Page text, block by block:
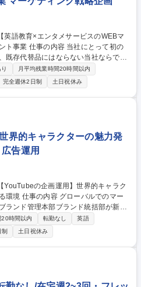
にとって初の
既存代替品にはならない当社ならでは
トの学習コンテンツをより多くのお客
きます。 【詳細】当社が得
ビスのマーケティング担当として、以
ジタルマーケティング（WEBプロモー
サイト制作（主に制作指示・ディレ
告代理店との折衝・マネジメント■本
促進にむけた機会の特定と効果的な
月平均残業時間20時間以内
完全週休2日制 土日祝休み
界的キャラクターの魅力発
告運用
でのマー
ランド管理本部ブランド統括部が新設
ドメディア課において、YouTubeチャ
内向け、グローバル
に向けたYouTubeチャンネルの運用方
コンテンツ編成プランの策定 ■国内向
ど各ターゲットに向けたYouTubeチャ
その他、国内外で製作されたキャラ
動画、コーポレートブランディング動
20時間以内 転勤なし
英語
土日祝休み